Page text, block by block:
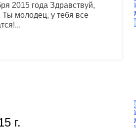
2015 года Здравствуй,
молодец, у тебя все
г.